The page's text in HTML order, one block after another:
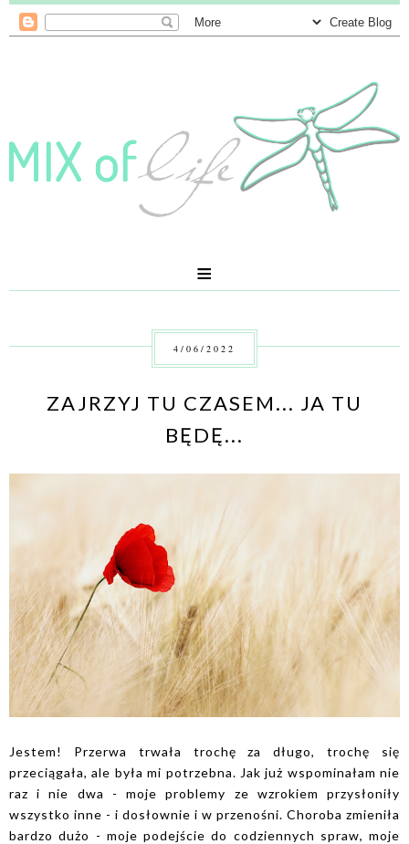
≡
4/06/2022
ZAJRZYJ TU CZASEM... JA TU
BĘDĘ...
Jestem! Przerwa trwała trochę za długo, trochę się
przeciągała, ale była mi potrzebna. Jak już wspominałam nie
raz i nie dwa - moje problemy ze wzrokiem przysłoniły
wszystko inne - i dosłownie i w przenośni. Choroba zmieniła
bardzo dużo - moje podejście do codziennych spraw, moje